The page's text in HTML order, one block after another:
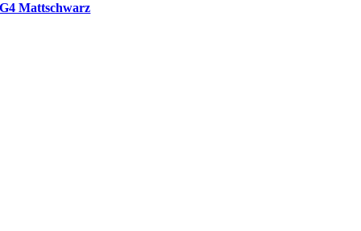
G4 Mattschwarz